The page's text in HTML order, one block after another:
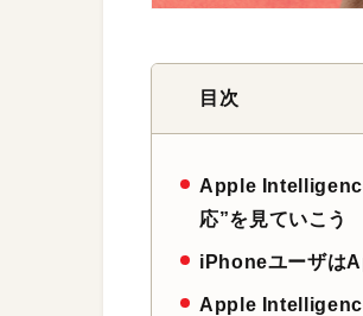
目次
Apple
応”を見ていこう
iPhoneユーザは
Apple